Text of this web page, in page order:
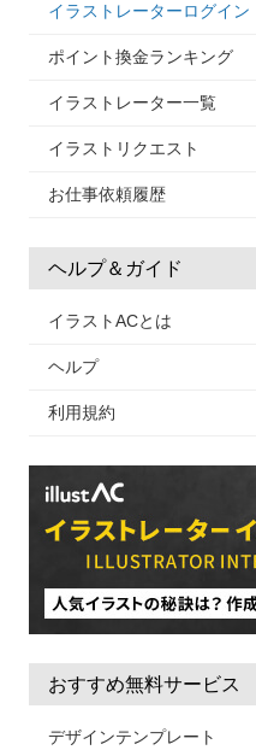
イラストレーターログイン
ポイント換金ランキング
イラストレーター一覧
イラストリクエスト
お仕事依頼履歴
ヘルプ＆ガイド
イラストACとは
ヘルプ
利用規約
おすすめ無料サービス
デザインテンプレート